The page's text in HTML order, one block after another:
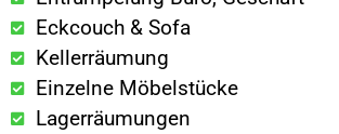
Eckcouch & Sofa
Kellerräumung
Einzelne Möbelstücke
Lagerräumungen